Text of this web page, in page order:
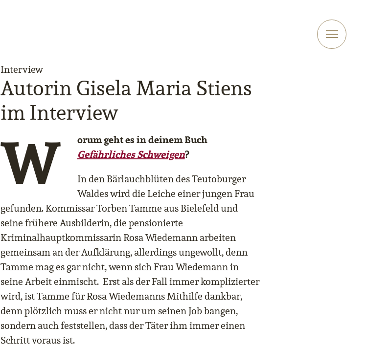
Interview
Autorin Gisela Maria Stiens
im Interview
W
orum geht es in deinem Buch
Gefährliches Schweigen?
In den Bärlauchblüten des Teutoburger
Waldes wird die Leiche einer jungen Frau
gefunden. Kommissar Torben Tamme aus Bielefeld und
seine frühere Ausbilderin, die pensionierte
Kriminalhauptkommissarin Rosa Wiedemann arbeiten
gemeinsam an der Aufklärung, allerdings ungewollt, denn
Tamme mag es gar nicht, wenn sich Frau Wiedemann in
seine Arbeit einmischt. Erst als der Fall immer komplizierter
wird, ist Tamme für Rosa Wiedemanns Mithilfe dankbar,
denn plötzlich muss er nicht nur um seinen Job bangen,
sondern auch feststellen, dass der Täter ihm immer einen
Schritt voraus ist.